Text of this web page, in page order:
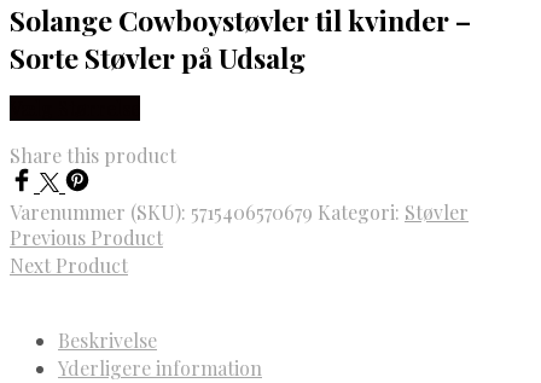
Solange Cowboystøvler til kvinder –
Sorte Støvler på Udsalg
Share this product
Varenummer (SKU): 5715406570679 Kategori: Støvler
Previous Product
Next Product
Beskrivelse
Yderligere information